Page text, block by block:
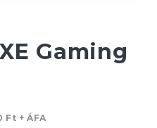
Gaming
Ft + ÁFA